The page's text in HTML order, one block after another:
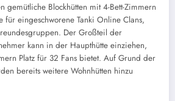
gemütliche Blockhütten mit 4-Bett-Zimmern
eingeschworene Tanki Online Clans,
Der Großteil der
kann in der Haupthütte einziehen,
Platz für 32 Fans bietet. Auf Grund der
bereits weitere Wohnhütten hinzu